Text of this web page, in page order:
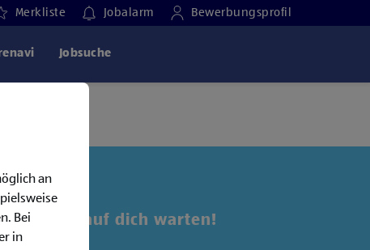
Merkliste Jobalarm Bewerbungsprofil
Jobsuche
Jobs, die auf dich warten!
an
Bei
in